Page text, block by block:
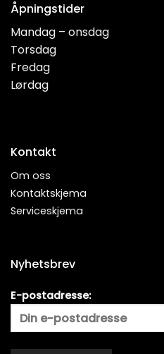
Åpningstider
Mandag – onsdag
Torsdag
Fredag
Lørdag
Kontakt
Om oss
Kontaktskjema
Serviceskjema
Nyhetsbrev
E-postadresse: